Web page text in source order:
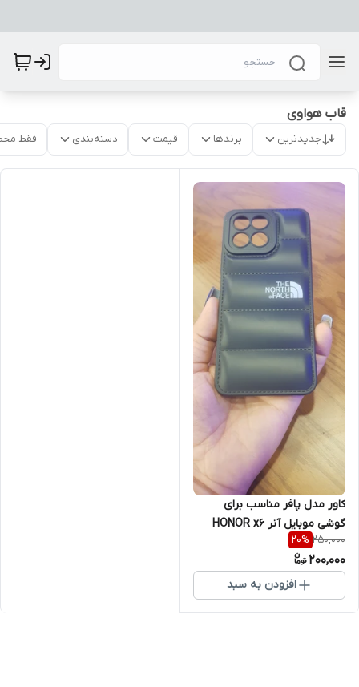
قاب هواوی
جدیدترین برندها قیمت دسته‌بندی فقط
کاور مدل پافر مناسب برای
گوشی موبایل آنر HONOR x6
250,000
20%
200,000
افزودن به سبد